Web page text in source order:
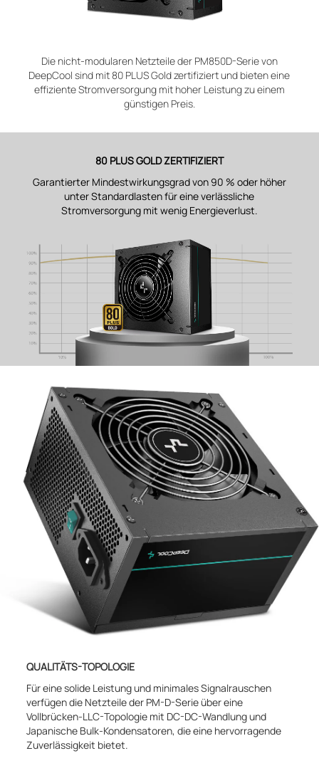
Die nicht-modularen Netzteile der PM850D-Serie von
DeepCool sind mit 80 PLUS Gold zertifiziert und bieten eine
effiziente Stromversorgung mit hoher Leistung zu einem
günstigen Preis.
80 PLUS GOLD ZERTIFIZIERT
Garantierter Mindestwirkungsgrad von 90 % oder höher
unter Standardlasten für eine verlässliche
Stromversorgung mit wenig Energieverlust.
QUALITÄTS-TOPOLOGIE
Für eine solide Leistung und minimales Signalrauschen
verfügen die Netzteile der PM-D-Serie über eine
Vollbrücken-LLC-Topologie mit DC-DC-Wandlung und
Japanische Bulk-Kondensatoren, die eine hervorragende
Zuverlässigkeit bietet.